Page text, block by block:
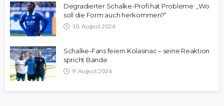
Degradierter Schalke-Profi hat Probleme: „Wo
soll die Form auch herkommen?“
10. August 2026
Schalke-Fans feiern Kolasinac – seine Reaktion
spricht Bände
9. August 2026